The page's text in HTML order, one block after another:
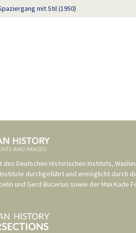
mit Stil (1950)
des Deutschen Historischen Instituts,
durchgeführt und ermöglicht durch
und Gerd Bucerius sowie der Max Kade